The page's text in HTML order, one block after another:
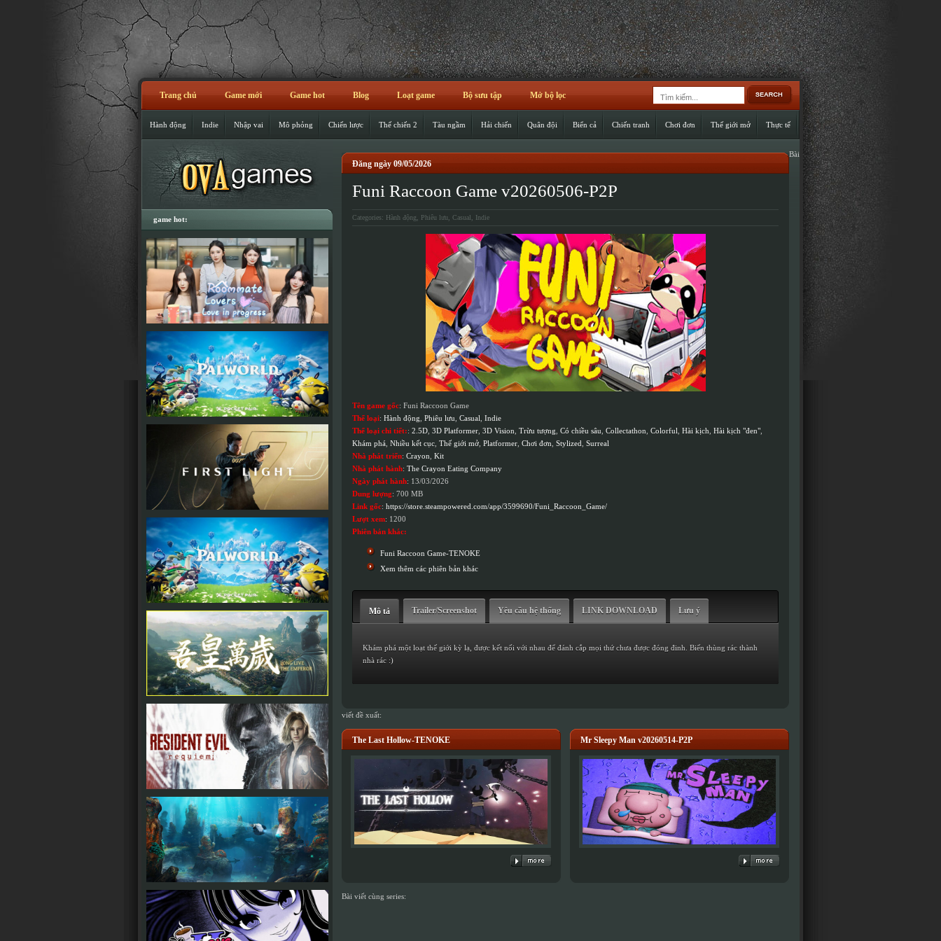
Trang chủ Game mới Game hot Blog Loạt game Bộ sưu tập Mở bộ lọc
Hành động Indie Nhập vai Mô phỏng Chiến lược Thế chiến 2 Tàu ngầm Hải chiến Quân đội Biển cả Chiến tranh Chơi đơn Thế giới mở Thực tế
Đăng ngày 09/05/2026
Funi Raccoon Game v20260506-P2P
Categories: Hành động Phiêu lưu Casual Indie
Tên game gốc: Funi Raccoon Game
Thể loại: Hành động Phiêu lưu Casual Indie
Thể loại chi tiết:: 2.5D 3D Platformer 3D Vision Trừu tượng Có chiều sâu Collectathon Colorful Hài kịch Hài kịch "đen"
Khám phá Nhiều kết cục Thế giới mở Platformer Chơi đơn Stylized Surreal
Nhà phát triển: Crayon Kit
Nhà phát hành: The Crayon Eating Company
Ngày phát hành: 13/03/2026
Dung lượng: 700 MB
Link gốc: https://store.steampowered.com/app/3599690/Funi_Raccoon_Game/
Lượt xem: 1200
Phiên bản khác:
Funi Raccoon Game-TENOKE
Xem thêm các phiên bản khác
Mô tả Trailer/Screenshot Yêu cầu hệ thống LINK DOWNLOAD Lưu ý
Khám phá một loạt thế giới kỳ lạ, được kết nối với nhau để đánh cắp mọi thứ chưa được đóng đinh. Biến thùng rác thành
nhà rác :)
Bài
viết đề xuất:
The Last Hollow-TENOKE Mr Sleepy Man v20260514-P2P
Bài viết cùng series:
game hot: